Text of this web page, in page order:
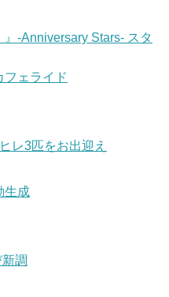
』-Anniversary Stars- スタ
フェライド
レ3匹をお出迎え
生成
調